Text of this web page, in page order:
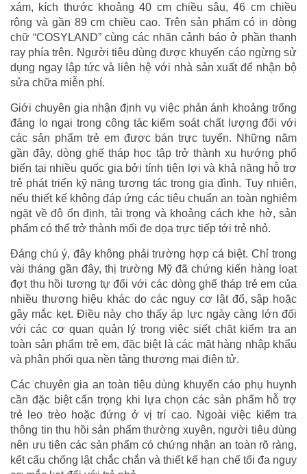
xám, kích thước khoảng 40 cm chiều sâu, 46 cm chiều
rộng và gần 89 cm chiều cao. Trên sản phẩm có in dòng
chữ “COSYLAND” cùng các nhãn cảnh báo ở phần thanh
ray phía trên. Người tiêu dùng được khuyến cáo ngừng sử
dụng ngay lập tức và liên hệ với nhà sản xuất để nhận bộ
sửa chữa miễn phí.
Giới chuyên gia nhận định vụ việc phản ánh khoảng trống
đáng lo ngại trong công tác kiểm soát chất lượng đối với
các sản phẩm trẻ em được bán trực tuyến. Những năm
gần đây, dòng ghế tháp học tập trở thành xu hướng phổ
biến tại nhiều quốc gia bởi tính tiện lợi và khả năng hỗ trợ
trẻ phát triển kỹ năng tương tác trong gia đình. Tuy nhiên,
nếu thiết kế không đáp ứng các tiêu chuẩn an toàn nghiêm
ngặt về độ ổn định, tải trọng và khoảng cách khe hở, sản
phẩm có thể trở thành mối đe dọa trực tiếp tới trẻ nhỏ.
Đáng chú ý, đây không phải trường hợp cá biệt. Chỉ trong
vài tháng gần đây, thị trường Mỹ đã chứng kiến hàng loạt
đợt thu hồi tương tự đối với các dòng ghế tháp trẻ em của
nhiều thương hiệu khác do các nguy cơ lật đổ, sập hoặc
gây mắc kẹt. Điều này cho thấy áp lực ngày càng lớn đối
với các cơ quan quản lý trong việc siết chặt kiểm tra an
toàn sản phẩm trẻ em, đặc biệt là các mặt hàng nhập khẩu
và phân phối qua nền tảng thương mại điện tử.
Các chuyên gia an toàn tiêu dùng khuyến cáo phụ huynh
cần đặc biệt cẩn trọng khi lựa chọn các sản phẩm hỗ trợ
trẻ leo trèo hoặc đứng ở vị trí cao. Ngoài việc kiểm tra
thông tin thu hồi sản phẩm thường xuyên, người tiêu dùng
nên ưu tiên các sản phẩm có chứng nhận an toàn rõ ràng,
kết cấu chống lật chắc chắn và thiết kế hạn chế tối đa nguy